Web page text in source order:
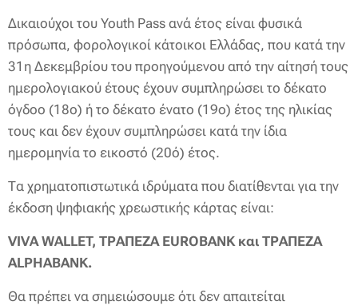
Δικαιούχοι του Youth Pass ανά έτος είναι φυσικά
πρόσωπα, φορολογικοί κάτοικοι Ελλάδας, που κατά την
31η Δεκεμβρίου του προηγούμενου από την αίτησή τους
ημερολογιακού έτους έχουν συμπληρώσει το δέκατο
όγδοο (18ο) ή το δέκατο ένατο (19ο) έτος της ηλικίας
τους και δεν έχουν συμπληρώσει κατά την ίδια
ημερομηνία το εικοστό (20ό) έτος.
Τα χρηματοπιστωτικά ιδρύματα που διατίθενται για την
έκδοση ψηφιακής χρεωστικής κάρτας είναι:
VIVA WALLET, ΤΡΑΠΕΖΑ EUROBANK και ΤΡΑΠΕΖΑ
ALPHABANK.
Θα πρέπει να σημειώσουμε ότι δεν απαιτείται